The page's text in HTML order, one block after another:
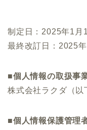
制定日：2025年1月
最終改訂日：2025
■個人情報の取扱事
株式会社ラクダ（以
■個人情報保護管理